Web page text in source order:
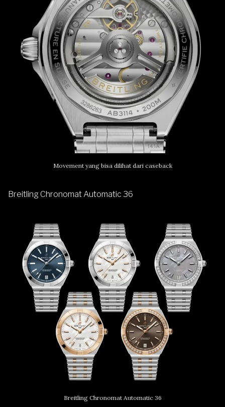
Movement yang bisa dilihat dari caseback
Breitling Chronomat Automatic 36
Breitling Chronomat Automatic 36